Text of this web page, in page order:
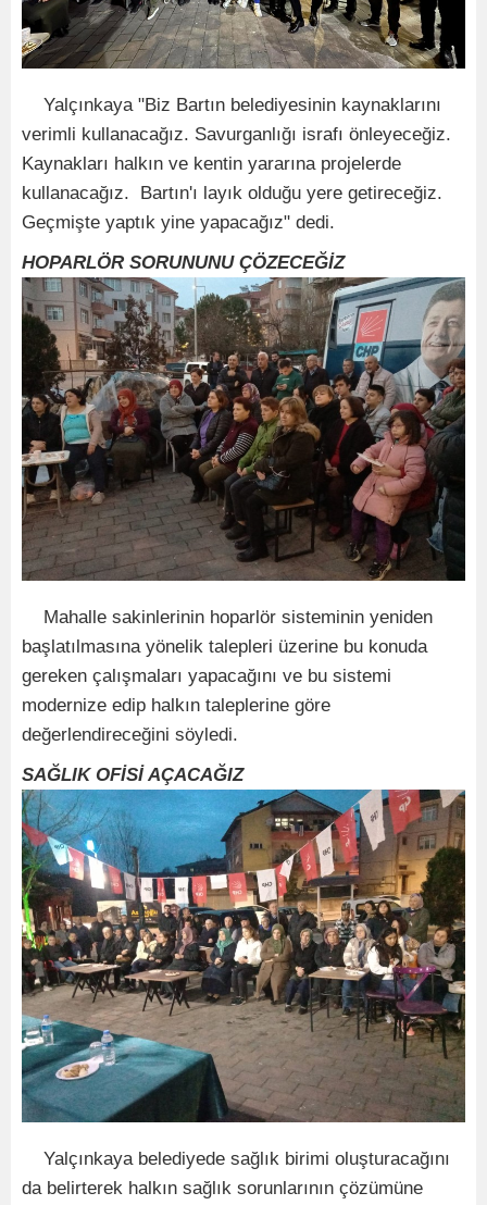
Yalçınkaya "Biz Bartın belediyesinin kaynaklarını
verimli kullanacağız. Savurganlığı israfı önleyeceğiz.
Kaynakları halkın ve kentin yararına projelerde
kullanacağız. Bartın'ı layık olduğu yere getireceğiz.
Geçmişte yaptık yine yapacağız" dedi.
HOPARLÖR SORUNUNU ÇÖZECEĞİZ
Mahalle sakinlerinin hoparlör sisteminin yeniden
başlatılmasına yönelik talepleri üzerine bu konuda
gereken çalışmaları yapacağını ve bu sistemi
modernize edip halkın taleplerine göre
değerlendireceğini söyledi.
SAĞLIK OFİSİ AÇACAĞIZ
Yalçınkaya belediyede sağlık birimi oluşturacağını
da belirterek halkın sağlık sorunlarının çözümüne